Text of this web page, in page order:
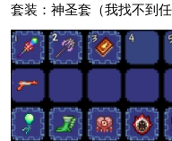
套装：神圣套（我找不到